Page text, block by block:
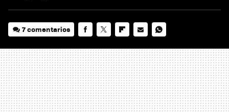
7 comentarios
MAIL